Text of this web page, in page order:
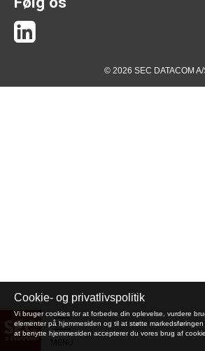
© 2026 SEC DATACOM
Cookie- og privatlivspolitik
Vi bruger cookies for at forbedre din oplevelse, vurdere
elementer på hjemmesiden og til at støtte
at benytte hjemmesiden accepterer du vores brug af